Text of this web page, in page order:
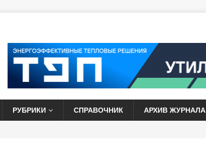
РУБРИКИ СПРАВОЧНИК АРХИВ ЖУРНАЛА